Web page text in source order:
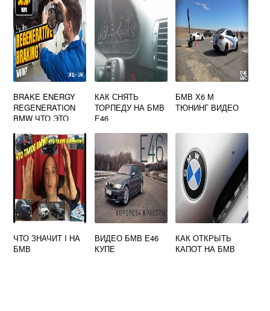
BRAKE ENERGY
REGENERATION
BMW ЧТО ЭТО
КАК СНЯТЬ
ТОРПЕДУ НА БМВ
Е46
БМВ Х6 М
ТЮНИНГ ВИДЕО
ЧТО ЗНАЧИТ I НА
БМВ
ВИДЕО БМВ Е46
КУПЕ
КАК ОТКРЫТЬ
КАПОТ НА БМВ